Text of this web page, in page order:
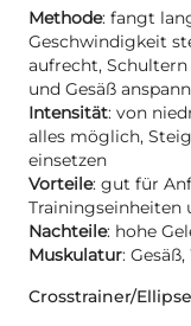
Methode: fangt
Geschwindigkeit
aufrecht,
und Gesäß
Intensität: von
alles möglich,
einsetzen
Vorteile: gut für
Trainingseinheiten
Nachteile: hohe
Muskulatur:
Crosstrainer/